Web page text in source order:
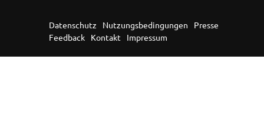
Datenschutz Nutzungsbedingungen
Presse
Feedback
Kontakt Impressum